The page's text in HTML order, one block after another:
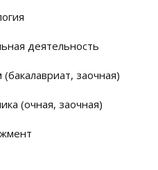
деятельность
заочная)
(очная, заочная)